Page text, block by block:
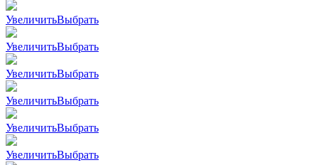
УвеличитьВыбрать
УвеличитьВыбрать
УвеличитьВыбрать
УвеличитьВыбрать
УвеличитьВыбрать
УвеличитьВыбрать